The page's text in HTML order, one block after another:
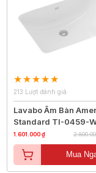
213 Lượt đánh giá
Lavabo Âm Bàn
Standard TI-0459-
1.601.000 ₫
Mua